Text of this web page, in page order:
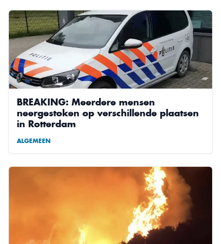
BREAKING: Meerdere mensen
neergestoken op verschillende plaatsen
in Rotterdam
ALGEMEEN